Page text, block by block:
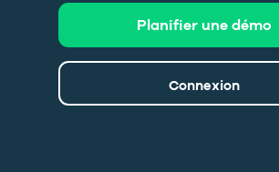
Connexion
Planifier une démo